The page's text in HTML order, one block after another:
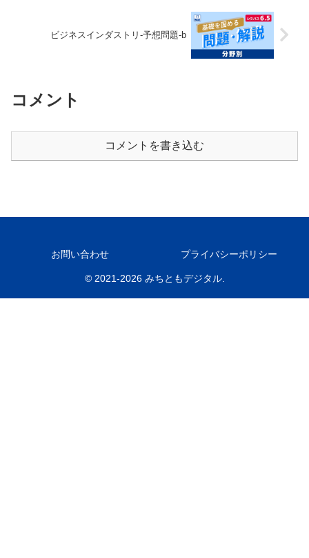
ビジネスインダストリ-予想問題-b
コメント
コメントを書き込む
お問い合わせ プライバシーポリシー
© 2021-2026 みちともデジタル.